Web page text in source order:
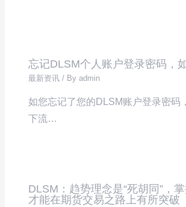
忘记DLSM个人账户登录密码，
最新资讯 / Byadmin
如您忘记了您的DLSM账户登录密码
下流…
DLSM：趋势理念是“死胡同”，
才能在期货交易之路上有所突破